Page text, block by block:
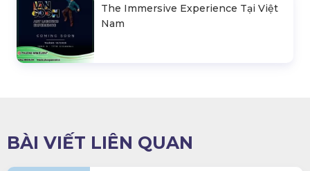
The Immersive Experience Tại Việt
Nam
BÀI VIẾT LIÊN QUAN